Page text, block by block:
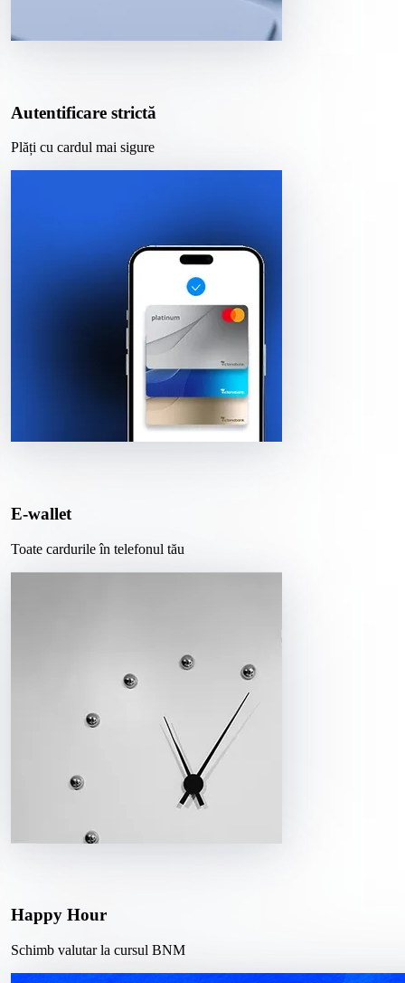
Autentificare strictă
Plăți cu cardul mai sigure
E-wallet
Toate cardurile în telefonul tău
Happy Hour
Schimb valutar la cursul BNM